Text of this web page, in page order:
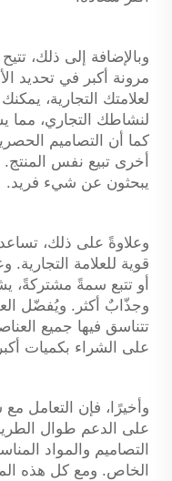
وبالإضافة إلى ذلك،
مرونة أكبر في تحديد
لعلامتك التجارية،
لنشاطك التجاري، مما
كما أن التصاميم
أخرى تبيع نفس
يبحثون عن شيء فريد.
وعلاوةً على ذلك،
قوية للعلامة التجارية.
أو تتبع سمةً مشتركةً،
وجذّابٌ أكثر. ويُفضّل
تتناسق فيها جميع
على الشراء بكميات
على الدعم طوال
التصاميم والمواد
الخاص. ومع كل هذه